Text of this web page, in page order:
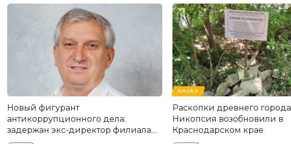
Новый фигурант
антикоррупционного дела:
задержан экс-директор филиала
НЭСК Крымска
НАУКА
Раскопки древнего города
Никопсия возобновили в
Краснодарском крае